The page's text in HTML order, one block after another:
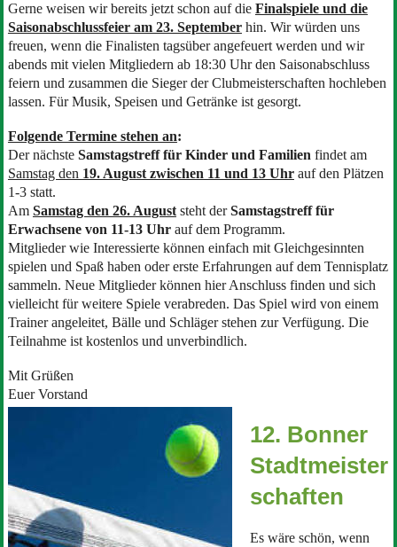
Gerne weisen wir bereits jetzt schon auf die Finalspiele und die
Saisonabschlussfeier am 23. September hin. Wir würden uns
freuen, wenn die Finalisten tagsüber angefeuert werden und wir
abends mit vielen Mitgliedern ab 18:30 Uhr den Saisonabschluss
feiern und zusammen die Sieger der Clubmeisterschaften hochleben
lassen. Für Musik, Speisen und Getränke ist gesorgt.
Folgende Termine stehen an:
Der nächste Samstagstreff für Kinder und Familien findet am
Samstag den 19. August zwischen 11 und 13 Uhr auf den Plätzen
1-3 statt.
Am Samstag den 26. Auguststeht der Samstagstreff für
Erwachsenevon 11-13 Uhr auf dem Programm.
Mitglieder wie Interessierte können einfach mit Gleichgesinnten
spielen und Spaß haben oder erste Erfahrungen auf dem Tennisplatz
sammeln. Neue Mitglieder können hier Anschluss finden und sich
vielleicht für weitere Spiele verabreden. Das Spiel wird von einem
Trainer angeleitet, Bälle und Schläger stehen zur Verfügung. Die
Teilnahme ist kostenlos und unverbindlich.
Mit Grüßen
Euer Vorstand
12. Bonner
Stadtmeister
schaften
Es wäre schön, wenn